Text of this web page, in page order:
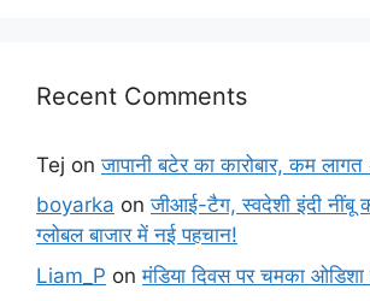
Recent Comments
Tej onजापानी बटेर का कारोबार, कम
boyarka onजीआई-टैग, स्वदेशी इंदी नींबू
ग्लोबल बाजार में नई पहचान!
Liam_P onमंडिया दिवस पर चमका ओडिशा